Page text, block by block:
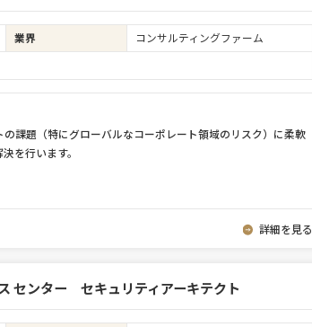
業界
コンサルティングファーム
課題（特にグローバルなコーポレート領域のリスク）に柔軟
を行います。
詳細を見る
センター セキュリティアーキテクト